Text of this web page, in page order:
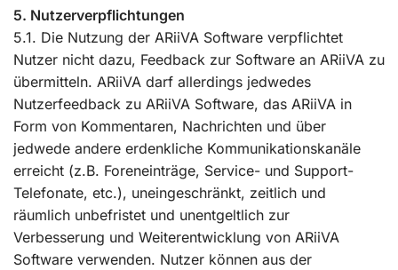
5. Nutzerverpflichtungen
5.1. Die Nutzung der ARiiVA Software verpflichtet
Nutzer nicht dazu, Feedback zur Software an ARiiVA zu
übermitteln. ARiiVA darf allerdings jedwedes
Nutzerfeedback zu ARiiVA Software, das ARiiVA in
Form von Kommentaren, Nachrichten und über
jedwede andere erdenkliche Kommunikationskanäle
erreicht (z.B. Foreneinträge, Service- und Support-
Telefonate, etc.), uneingeschränkt, zeitlich und
räumlich unbefristet und unentgeltlich zur
Verbesserung und Weiterentwicklung von ARiiVA
Software verwenden. Nutzer können aus der